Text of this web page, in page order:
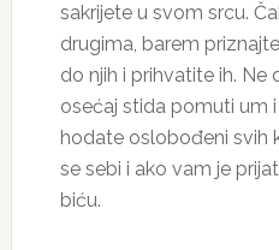
sakrijete u svom srcu.
drugima, barem
do njih i prihvatite ih.
osećaj stida pomuti um
hodate oslobođeni svih
se sebi i ako vam je
biću.